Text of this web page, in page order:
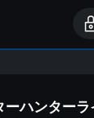
ーハンター